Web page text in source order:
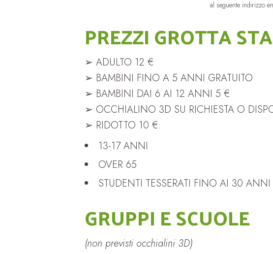
al seguente indirizzo
PREZZI GROTTA
➢ ADULTO 12 €
➢ BAMBINI FINO A 5 ANNI GRATUITO
➢ BAMBINI DAI 6 AI 12 ANNI 5 €
➢ OCCHIALINO 3D SU RICHIESTA O
➢ RIDOTTO 10 €:
13-17 ANNI
OVER 65
STUDENTI TESSERATI FINO AI 30 ANNI
GRUPPI E SCUOLE
(non previsti occhialini 3D)